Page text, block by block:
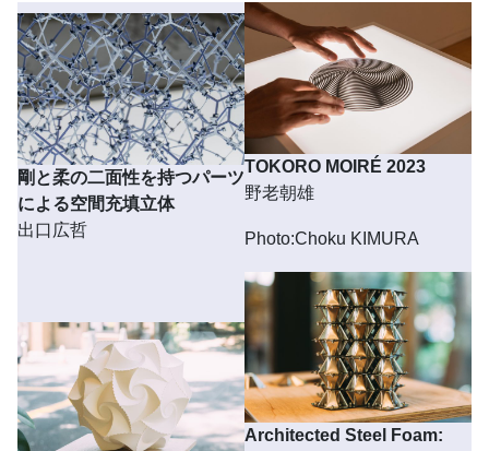
剛と柔の二面性を持つパーツ
による空間充填立体
出口広哲
TOKORO MOIRÉ 2023
野老朝雄
Photo:Choku KIMURA
Architected Steel Foam: